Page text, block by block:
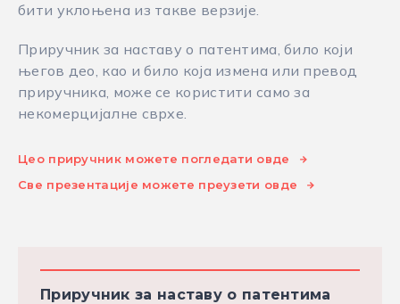
бити уклоњена из такве верзије.
Приручник за наставу о патентима, било који
његов део, као и било која измена или превод
приручника, може се користити само за
некомерцијалне сврхе.
Цео приручник можете погледати овде
Све презентације можете преузети овде
Приручник за наставу о патентима